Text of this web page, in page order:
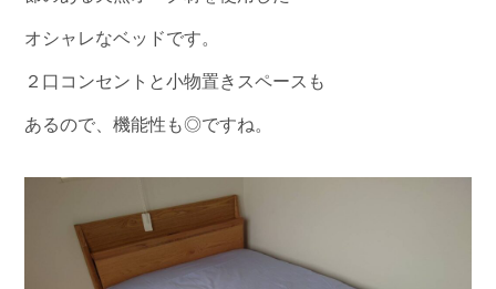
オシャレなベッドです。
２口コンセントと小物置きスペースも
あるので、機能性も◎ですね。